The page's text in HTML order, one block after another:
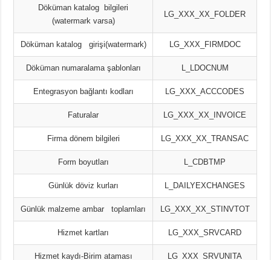
Döküman katalog bilgileri
(watermark varsa)
LG_XXX_XX_FOLDER
Döküman katalog girişi(watermark) LG_XXX_FIRMDOC
Döküman numaralama şablonları L_LDOCNUM
Entegrasyon bağlantı kodları LG_XXX_ACCCODES
Faturalar LG_XXX_XX_INVOICE
Firma dönem bilgileri LG_XXX_XX_TRANSAC
Form boyutları L_CDBTMP
Günlük döviz kurları L_DAILYEXCHANGES
Günlük malzeme ambar toplamları LG_XXX_XX_STINVTOT
Hizmet kartları LG_XXX_SRVCARD
Hizmet kaydı-Birim ataması LG_XXX_SRVUNITA